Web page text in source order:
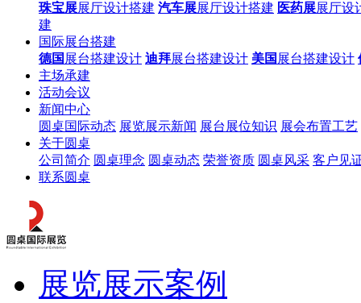
珠宝展展厅设计搭建 汽车展展厅设计搭建 医药展展厅设
建
国际展台搭建
德国 展台搭建设计 迪拜展台搭建设计 美国 展台搭建设计
主场承建
活动会议
新闻中心
圆桌国际动态 展览展示新闻 展台展位知识 展会布置工艺
关于圆桌
公司简介 圆桌理念 圆桌动态 荣誉资质 圆桌风采 客户见
联系圆桌
展览展示案例